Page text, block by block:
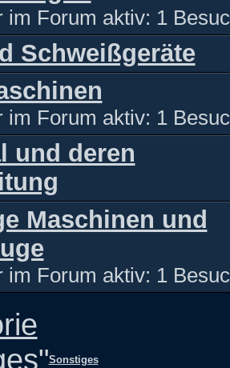
im Forum aktiv: 1
Schweißgeräte
im Forum aktiv: 1
und deren
Maschinen und
im Forum aktiv: 1
Sonstiges